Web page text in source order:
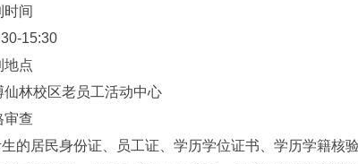
间
15:30
点
林校区老员工活动中心
查
居民身份证、员工证、学历学位证书、学历学籍核